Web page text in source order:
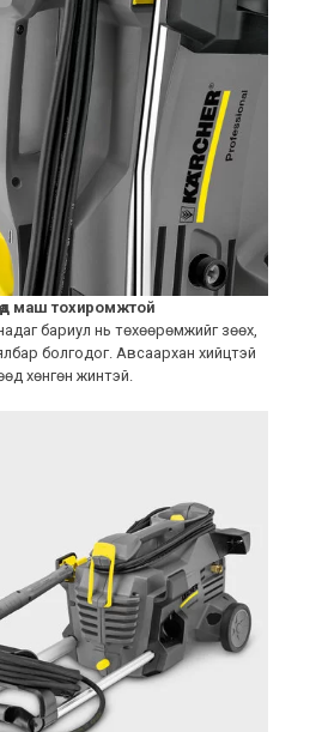
маш тохиромжтой
бариул нь төхөөрөмжийг зөөх,
болгодог. Авсаархан хийцтэй
хөнгөн жинтэй.